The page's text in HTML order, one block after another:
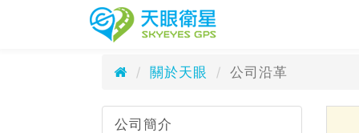
天眼衛星科技
公司沿革Company History
關於天眼 公司沿革
公司簡介